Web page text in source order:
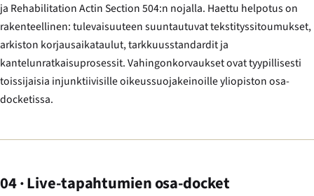
ja Rehabilitation Actin Section 504:n nojalla. Haettu helpotus on
rakenteellinen: tulevaisuuteen suuntautuvat tekstityssitoumukset,
arkiston korjausaikataulut, tarkkuusstandardit ja
kantelunratkaisuprosessit. Vahingonkorvaukset ovat tyypillisesti
toissijaisia injunktiivisille oikeussuojakeinoille yliopiston osa-
docketissa.
04 · Live-tapahtumien osa-docket